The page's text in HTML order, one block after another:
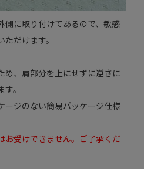
側に取り付けてあるので、敏感
だけます。
、肩部分を上にせずに逆さに
。
ジのない簡易パッケージ仕様
お受けできません。ご了承くだ